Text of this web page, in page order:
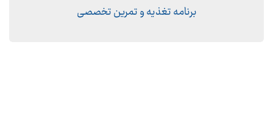
برنامه تغذیه و تمرین تخصصی